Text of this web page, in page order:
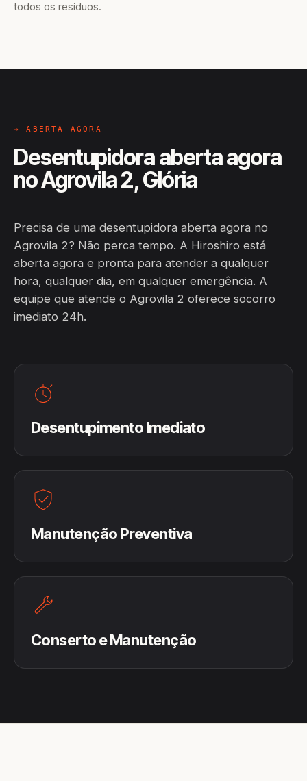
todos os resíduos.
→ ABERTA AGORA
Desentupidora aberta agora
no Agrovila 2, Glória
Precisa de uma desentupidora aberta agora no
Agrovila 2? Não perca tempo. A Hiroshiro está
aberta agora e pronta para atender a qualquer
hora, qualquer dia, em qualquer emergência. A
equipe que atende o Agrovila 2 oferece socorro
imediato 24h.
Desentupimento Imediato
Manutenção Preventiva
Conserto e Manutenção